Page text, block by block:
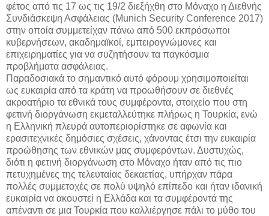
φέτος από τις 17 ως τις 19/2 διεξήχθη στο Μόναχο η Διεθνής
Συνδιάσκεψη Ασφάλειας (Munich Security Conference 2017)
στην οποία συμμετείχαν πάνω από 500 εκπρόσωποι
κυβερνήσεων, ακαδημαϊκοί, εμπειρογνώμονες και
επιχειρηματίες για να συζητήσουν τα παγκόσμια
προβλήματα ασφάλειας.
Παραδοσιακά το σημαντικό αυτό φόρουμ χρησιμοποιείται
ως ευκαιρία από τα κράτη να προωθήσουν σε διεθνές
ακροατήριο τα εθνικά τους συμφέροντα, στοιχείο που στη
φετινή διοργάνωση εκμεταλλεύτηκε πλήρως η Τουρκία, ενώ
η Ελληνική πλευρά αυτοπεριορίστηκε σε αφωνία και
ερασιτεχνικές δημόσιες σχέσεις, χάνοντας έτσι την ευκαιρία
προώθησης των εθνικών μας συμφερόντων. Δυστυχώς,
διότι η φετινή διοργάνωση στο Μόναχο ήταν από τις πιο
πετυχημένες της τελευταίας δεκαετίας, υπήρχαν πάρα
πολλές συμμετοχές σε πολύ υψηλό επίπεδο και ήταν ιδανική
ευκαιρία να ακουστεί η Ελλάδα και τα συμφέροντά της
απέναντι σε μια Τουρκία που καλλιέργησε πάλι το μύθο του